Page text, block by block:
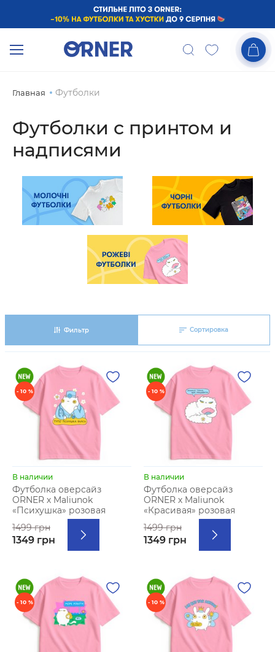
Главная Футболки
Футболки с принтом и
надписями
Фильтр Сортировка
- 10 %
В наличии
Футболка оверсайз
ORNER х Maliunok
«Психушка» розовая
1499 грн
1349 грн
- 10 %
В наличии
Футболка оверсайз
ORNER х Maliunok
«Красивая» розовая
1499 грн
1349 грн
- 10 % - 10 %